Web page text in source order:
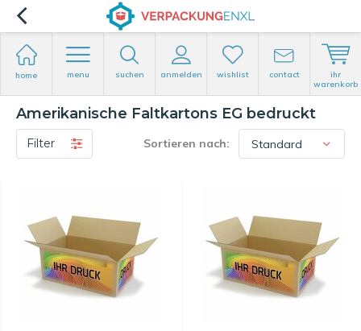
home menu suchen anmelden wishlist contact
ihr
warenkorb
Amerikanische Faltkartons EG bedruckt
Filter Sortieren nach: